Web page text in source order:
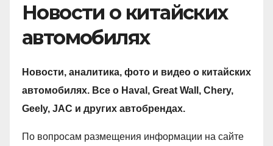
Новости о китайских
автомобилях
Новости, аналитика, фото и видео о китайских
автомобилях. Все о Haval, Great Wall, Chery,
Geely, JAC и других автобрендах.
По вопросам размещения информации на сайте